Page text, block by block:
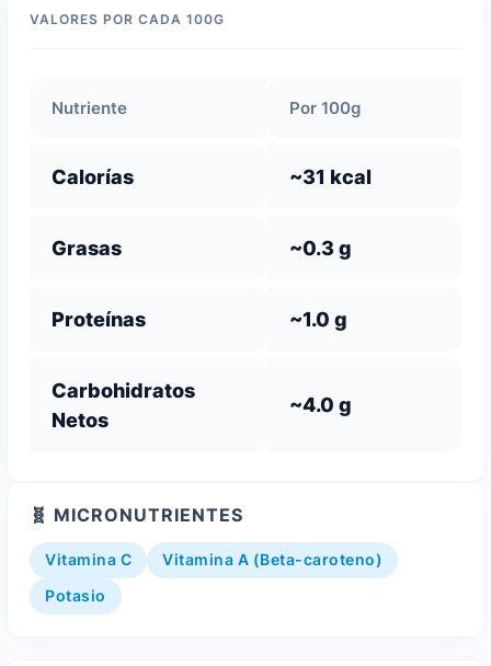
VALORES POR CADA 100G
Nutriente Por 100g
Calorías ~31 kcal
Grasas ~0.3 g
Proteínas ~1.0 g
Carbohidratos
Netos
~4.0 g
🧬 MICRONUTRIENTES
Vitamina C Vitamina A (Beta-caroteno)
Potasio